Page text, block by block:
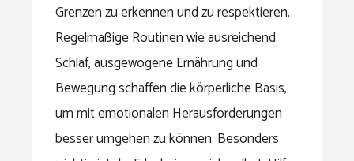
Grenzen zu erkennen und zu respektieren.
Regelmäßige Routinen wie ausreichend
Schlaf, ausgewogene Ernährung und
Bewegung schaffen die körperliche Basis,
um mit emotionalen Herausforderungen
besser umgehen zu können. Besonders